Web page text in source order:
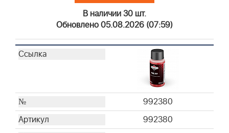
В наличии 30 шт.
Обновлено 05.08.2026 (07:59)
992380
992380